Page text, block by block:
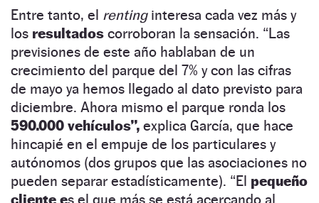
Entre tanto, el rentinginteresa cada vez más y
los resultados corroboran la sensación. “Las
previsiones de este año hablaban de un
crecimiento del parque del 7% y con las cifras
de mayo ya hemos llegado al dato previsto para
diciembre. Ahora mismo el parque ronda los
590.000 vehículos”, explica García, que hace
hincapié en el empuje de los particulares y
autónomos (dos grupos que las asociaciones no
pueden separar estadísticamente). “El pequeño
cliente es el que más se está acercando al